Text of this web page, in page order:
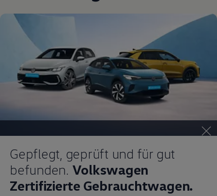
Gepflegt, geprüft und für gut
befunden. Volkswagen
Zertifizierte Gebrauchtwagen.